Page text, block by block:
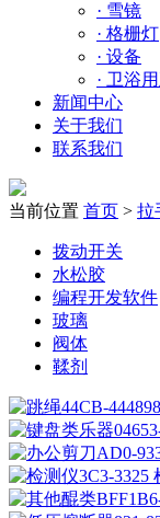
· 雪镜
· 格栅灯
· 设备
· 卫浴
新闻中心
关于我们
联系我们
当前位置 首页 > 拉
拨动开关
水松胶
编程开发软件
玻璃
阀体
鞣剂